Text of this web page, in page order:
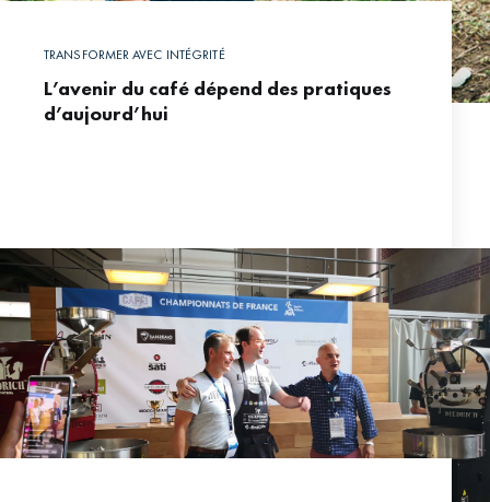
TRANSFORMER AVEC INTÉGRITÉ
L’avenir du café dépend des pratiques
d’aujourd’hui